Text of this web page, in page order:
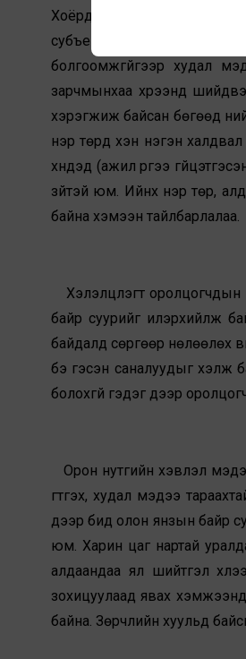
Хоёрдугаарт зориуд
субъектив байх ёстой
болгоомжгүйгээр худал
зарчмынхаа хүрээнд
хэрэгжиж байсан бөгөөд
нэр төрд хэн нэгэн халдвал
хүндэд (ажил үүргээ
зүйтэй юм. Ийнхүү нэр төр,
байна хэмээн тайлбарлалаа.
Хэлэлцүүлэгт оролцогчдын
байр суурийг илэрхийлж
байдалд сөргөөр нөлөөлөх
бэ гэсэн саналуудыг хэлж
болохгүй гэдэг дээр
Орон нутгийн хэвлэл
гүтгэх, худал мэдээ
дээр бид олон янзын байр
юм. Харин цаг нартай
алдаандаа ял шийтгэл
зохицуулаад явах хэмжээнд
байна. Зөрчлийн хуульд